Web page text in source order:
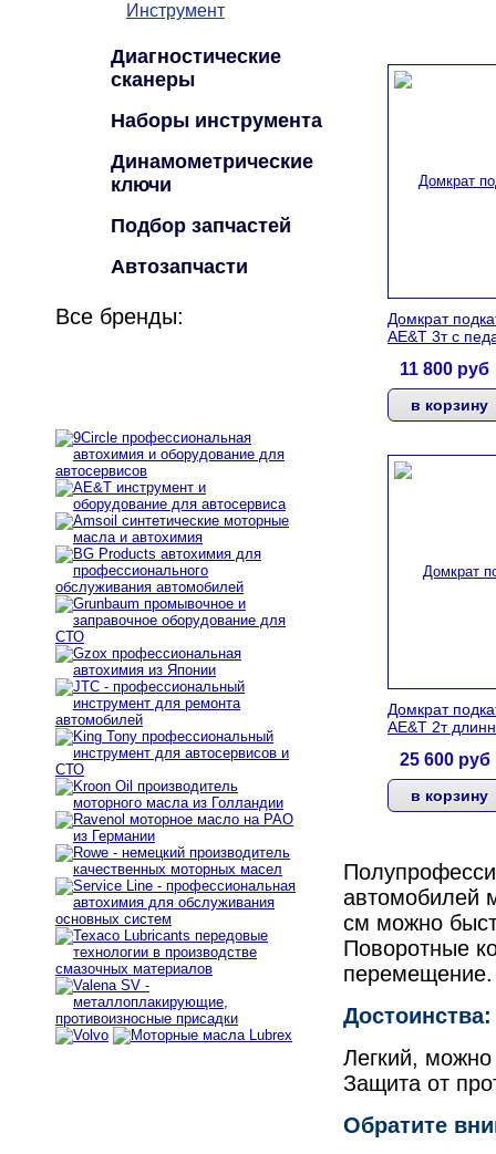
Домкрат
AE&T 3т с
11 800 руб
Домкрат
AE&T 2т
25 600 руб
автомобилей
см можно
Поворотные
перемещение.
Достоинства:
Легкий,
Защита от
Обратите
Инструмент
Диагностические
сканеры
Наборы инструмента
Динамометрические
ключи
Подбор запчастей
Автозапчасти
Все бренды: